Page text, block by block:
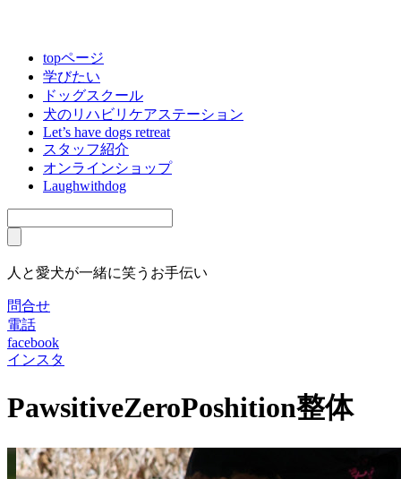
topページ
学びたい
ドッグスクール
犬のリハビリケアステーション
Let’s have dogs retreat
スタッフ紹介
オンラインショップ
Laughwithdog
人と愛犬が一緒に笑うお手伝い
問合せ
電話
facebook
インスタ
PawsitiveZeroPoshition整体